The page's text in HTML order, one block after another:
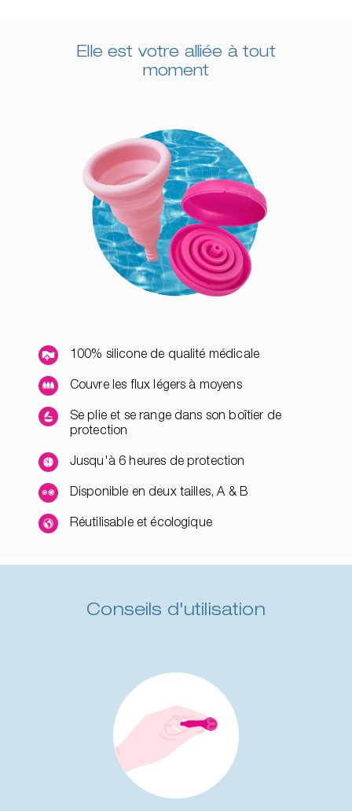
Elle est votre alliée à tout
moment
100% silicone de qualité médicale
Couvre les flux légers à moyens
Se plie et se range dans son boîtier de
protection
Jusqu'à 6 heures de protection
Disponible en deux tailles, A & B
Réutilisable et écologique
Conseils d'utilisation